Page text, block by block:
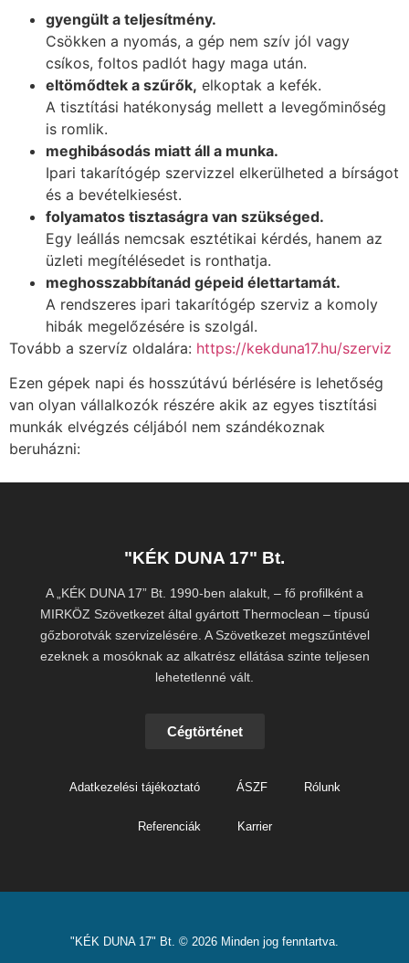
gyengült a teljesítmény.
Csökken a nyomás, a gép nem szív jól vagy
csíkos, foltos padlót hagy maga után.
eltömődtek a szűrők, elkoptak a kefék.
A tisztítási hatékonyság mellett a levegőminőség
is romlik.
meghibásodás miatt áll a munka.
Ipari takarítógép szervizzel elkerülheted a bírságot
és a bevételkiesést.
folyamatos tisztaságra van szükséged.
Egy leállás nemcsak esztétikai kérdés, hanem az
üzleti megítélésedet is ronthatja.
meghosszabbítanád gépeid élettartamát.
A rendszeres ipari takarítógép szerviz a komoly
hibák megelőzésére is szolgál.
Tovább a szervíz oldalára: https://kekduna17.hu/szerviz
Ezen gépek napi és hosszútávú bérlésére is lehetőség
van olyan vállalkozók részére akik az egyes tisztítási
munkák elvégzés céljából nem szándékoznak
beruházni:
"KÉK DUNA 17" Bt.
A „KÉK DUNA 17” Bt. 1990-ben alakult, – fő profilként a
MIRKÖZ Szövetkezet által gyártott Thermoclean – típusú
gőzborotvák szervizelésére. A Szövetkezet megszűntével
ezeknek a mosóknak az alkatrész ellátása szinte teljesen
lehetetlenné vált.
Cégtörténet
Adatkezelési tájékoztató ÁSZF Rólunk
Referenciák Karrier
"KÉK DUNA 17" Bt. © 2026 Minden jog fenntartva.